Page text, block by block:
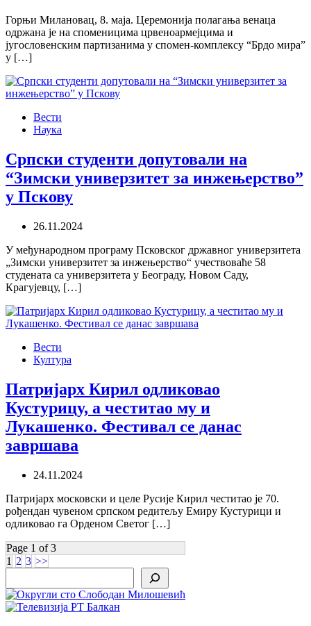
Горњи Милановац, 8. маја. Церемонија полагања венаца
одржана је на споменицима црвеноармејцима и
југословенским партизанима у спомен-комплексу “Брдо мира”
у […]
Вести
Наука
Српски студенти допутовали на
“Зимски универзитет за инжењерство”
у Пскову
26.11.2024
У међународном програму Псковског државног универзитета
„Зимски универзитет за инжењерство“ учествоваће 58
студената са универзитета у Београду, Новом Саду,
Крагујевцу, […]
Вести
Култура
Патријарх Кирил одликовао
Кустурицу, а честитао му и
Лукашенко. Фестивал се данас
завршава
24.11.2024
Патријарх московски и целе Русије Кирил честитао је 70.
рођендан чувеном српском редитељу Емиру Кустурици и
одликовао га Орденом Светог […]
Page 1 of 3
1 2 3 >>